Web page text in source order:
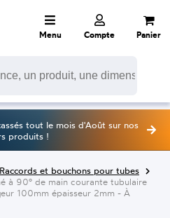
Menu Compte Panier
tout le mois d'Août sur nos
produits !
Raccords et bouchons pour tubes
à 90° de main courante tubulaire
100mm épaisseur 2mm - À